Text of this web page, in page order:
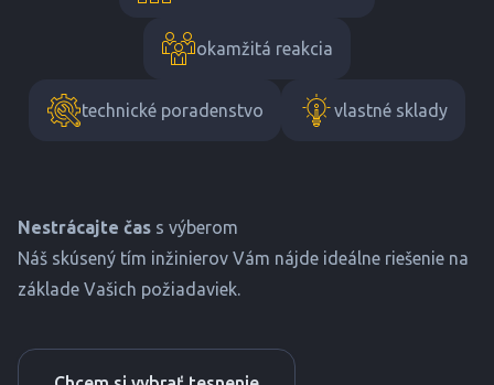
okamžitá reakcia
technické poradenstvo vlastné sklady
Nestrácajte čas s výberom
Náš skúsený tím inžinierov Vám nájde ideálne riešenie na
základe Vašich požiadaviek.